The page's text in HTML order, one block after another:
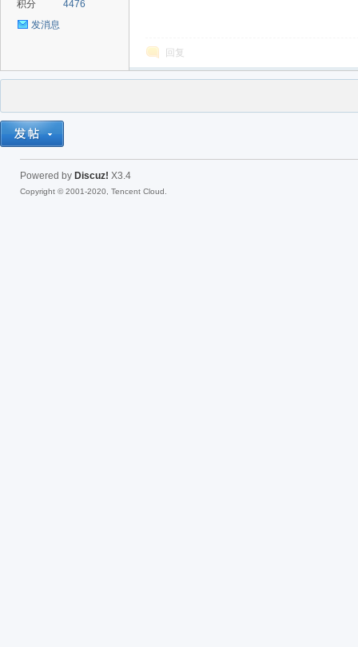
积分
4476
发消息
回复
Powered by Discuz! X3.4
Copyright © 2001-2020, Tencent Cloud.